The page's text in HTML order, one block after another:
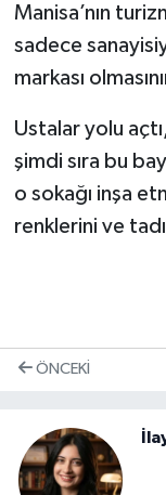
Manisa’nın
sadece
markası
Ustalar yolu
şimdi sıra bu
o sokağı inşa
renklerini ve
ÖNCEKI